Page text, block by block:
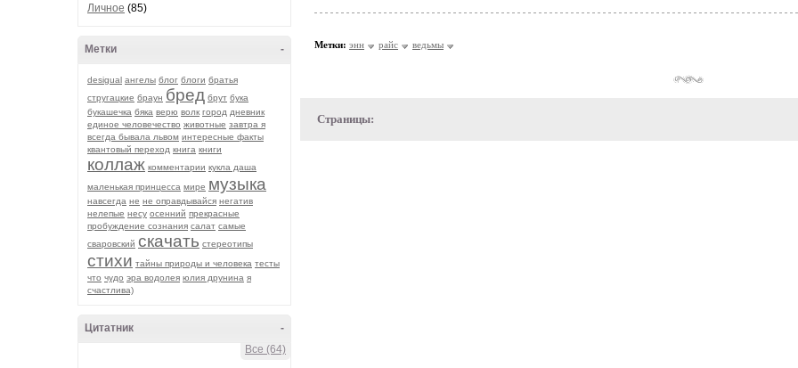
Личное (85)
-
Метки
desigual ангелы блог блоги братья
стругацкие браун бред брут бука
букашечка бяка верю волк город дневник
единое человечество животные завтра я
всегда бывала львом интересные факты
квантовый переход книга книги
коллаж комментарии кукла даша
маленькая принцесса мире музыка
навсегда не не оправдывайся негатив
нелепые несу осенний прекрасные
пробуждение сознания салат самые
сваровский скачать стереотипы
стихи тайны природы и человека тесты
что чудо эра водолея юлия друнина я
счастлива)
-
Цитатник
Все (64)
Метки: энн райс ведьмы
Страницы: